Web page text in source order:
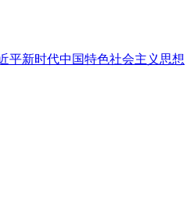
平新时代中国特色社会主义思想